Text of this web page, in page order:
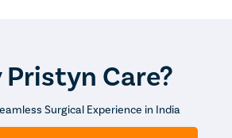
Pristyn Care?
Surgical Experience in India